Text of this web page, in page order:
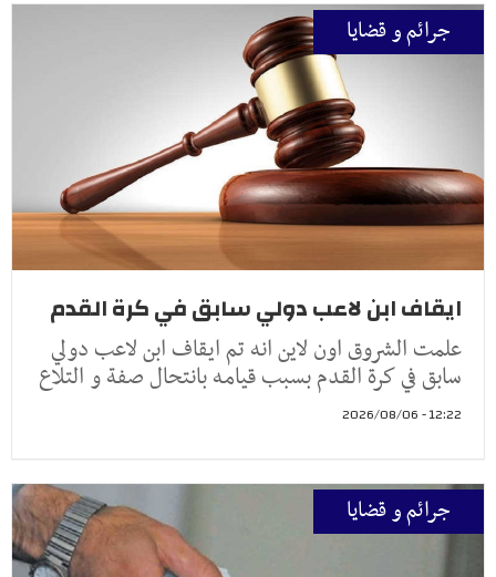
جرائم و قضايا
ايقاف ابن لاعب دولي سابق في كرة القدم
علمت الشروق اون لاين انه تم ايقاف ابن لاعب دولي
سابق في كرة القدم بسبب قيامه بانتحال صفة و التلاع
12:22 - 2026/08/06
جرائم و قضايا